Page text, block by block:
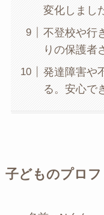
変化しまし
不登校や行
りの保護者
発達障害や
る。安心で
子どものプロ